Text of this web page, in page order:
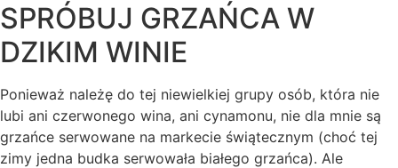
SPRÓBUJ GRZAŃCA W
DZIKIM WINIE
Ponieważ należę do tej niewielkiej grupy osób, która nie
lubi ani czerwonego wina, ani cynamonu, nie dla mnie są
grzańce serwowane na markecie świątecznym (choć tej
zimy jedna budka serwowała białego grzańca). Ale